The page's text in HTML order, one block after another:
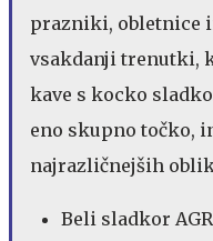
prazniki, obletnice
vsakdanji trenutki,
kave s kocko
eno skupno točko,
najrazličnejših
Beli sladkor